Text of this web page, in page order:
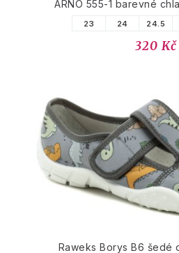
ARNO 555-1 barevné
23 24 24.5
320 Kč
Raweks Borys B6 šedé